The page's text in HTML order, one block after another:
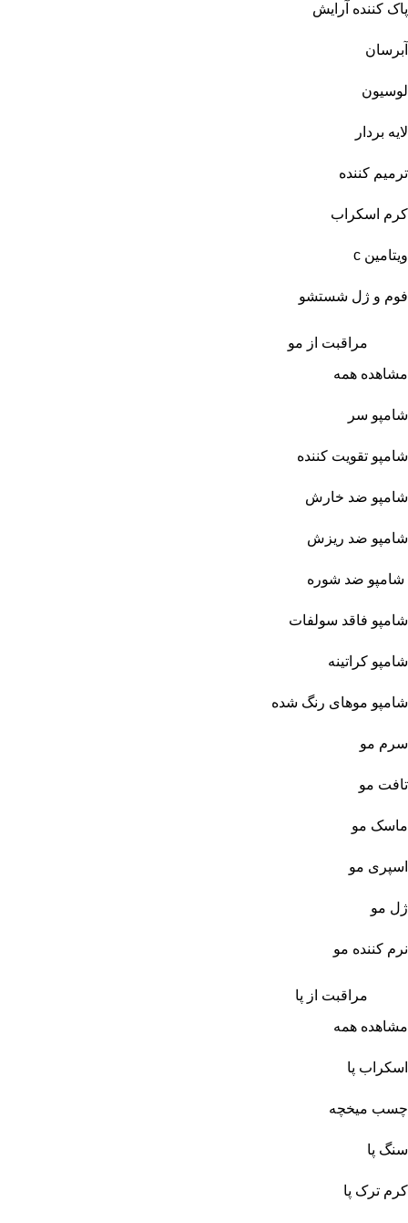
پاک کننده آرایش
آبرسان
لوسیون
لایه بردار
ترمیم کننده
کرم اسکراب
ویتامین c
فوم و ژل شستشو
مراقبت از مو
مشاهده همه
شامپو سر
شامپو تقویت کننده
شامپو ضد خارش
شامپو ضد ریزش
شامپو ضد شوره
شامپو فاقد سولفات
شامپو کراتینه
شامپو موهای رنگ شده
سرم مو
تافت مو
ماسک مو
اسپری مو
ژل مو
نرم کننده مو
مراقبت از پا
مشاهده همه
اسکراب پا
چسب میخچه
سنگ پا
کرم ترک پا